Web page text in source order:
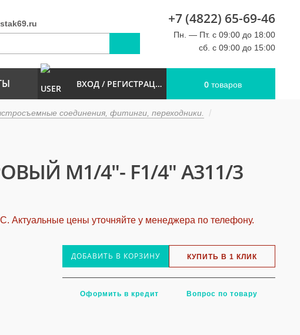
+7 (4822) 65-69-46
Пн. — Пт. с 09:00 до 18:00
сб. с 09:00 до 15:00
ВХОД / РЕГИСТРАЦИЯ 0 товаров
соединения, фитинги, переходники.
M1/4"- F1/4" A311/3
Актуальные цены уточняйте у менеджера по телефону.
ДОБАВИТЬ В КОРЗИНУ КУПИТЬ В 1 КЛИК
Оформить в кредит Вопрос по товару